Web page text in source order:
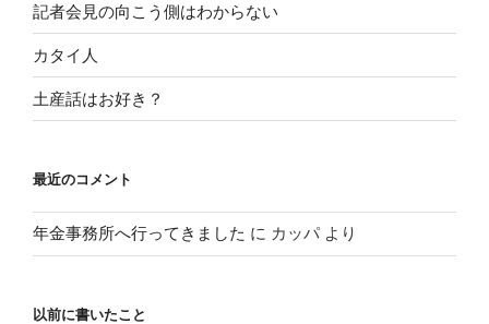
記者会見の向こう側はわからない
カタイ人
土産話はお好き？
最近のコメント
年金事務所へ行ってきました に カッパより
以前に書いたこと